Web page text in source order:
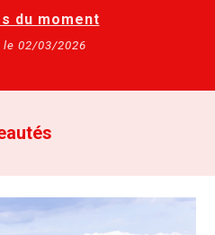
du moment
le 02/03/2026